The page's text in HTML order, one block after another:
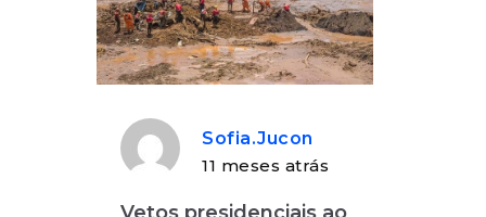
Sofia.jucon
11 meses atrás